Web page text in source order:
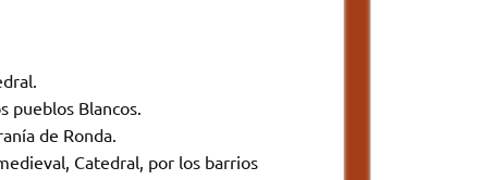
pueblos Blancos.
de Ronda.
Catedral, por los barrios